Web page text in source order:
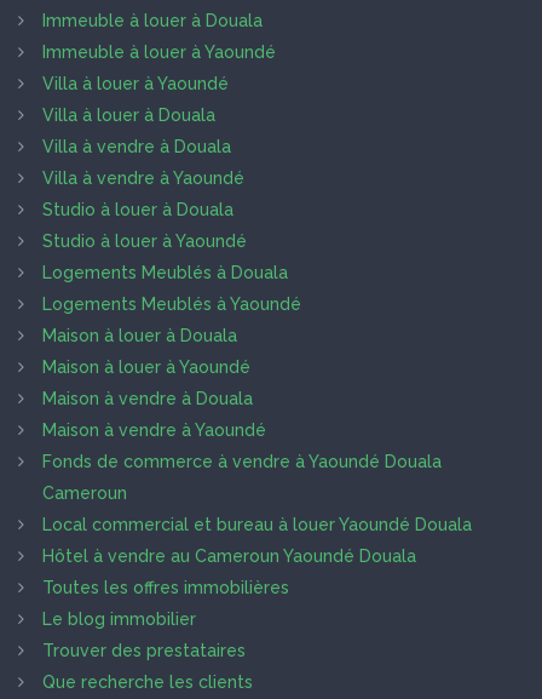
Immeuble à louer à Douala
Immeuble à louer à Yaoundé
Villa à louer à Yaoundé
Villa à louer à Douala
Villa à vendre à Douala
Villa à vendre à Yaoundé
Studio à louer à Douala
Studio à louer à Yaoundé
Logements Meublés à Douala
Logements Meublés à Yaoundé
Maison à louer à Douala
Maison à louer à Yaoundé
Maison à vendre à Douala
Maison à vendre à Yaoundé
Fonds de commerce à vendre à Yaoundé Douala
Cameroun
Local commercial et bureau à louer Yaoundé Douala
Hôtel à vendre au Cameroun Yaoundé Douala
Toutes les offres immobilières
Le blog immobilier
Trouver des prestataires
Que recherche les clients